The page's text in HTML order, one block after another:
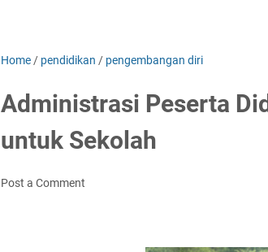
Home / pendidikan / pengembangan diri
Administrasi Peserta
untuk Sekolah
Post a Comment